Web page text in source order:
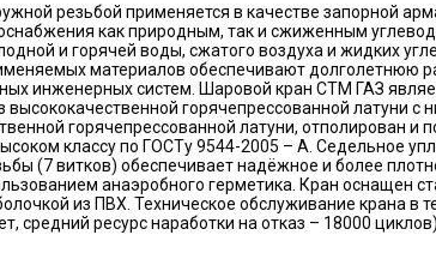
резьбой применяется в качестве запорной
как природным, так и сжиженным
и горячей воды, сжатого воздуха и жидких
материалов обеспечивают долголетнюю
инженерных систем. Шаровой кран СТМ ГАЗ
горячепрессованной латуни с
горячепрессованной латуни, отполирован и
классу по ГОСТу 9544-2005 – А. Седельное
(7 витков) обеспечивает надёжное и более
анаэробного герметика. Кран оснащен
из ПВХ. Техническое обслуживание крана в
средний ресурс наработки на отказ – 18000 циклов).